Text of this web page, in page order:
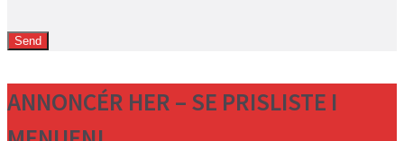
ANNONCÉR HER – SE PRISLISTE I